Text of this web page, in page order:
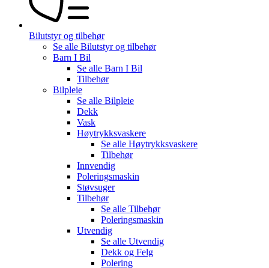
Bilutstyr og tilbehør
Se alle Bilutstyr og tilbehør
Barn I Bil
Se alle Barn I Bil
Tilbehør
Bilpleie
Se alle Bilpleie
Dekk
Vask
Høytrykksvaskere
Se alle Høytrykksvaskere
Tilbehør
Innvendig
Poleringsmaskin
Støvsuger
Tilbehør
Se alle Tilbehør
Poleringsmaskin
Utvendig
Se alle Utvendig
Dekk og Felg
Polering